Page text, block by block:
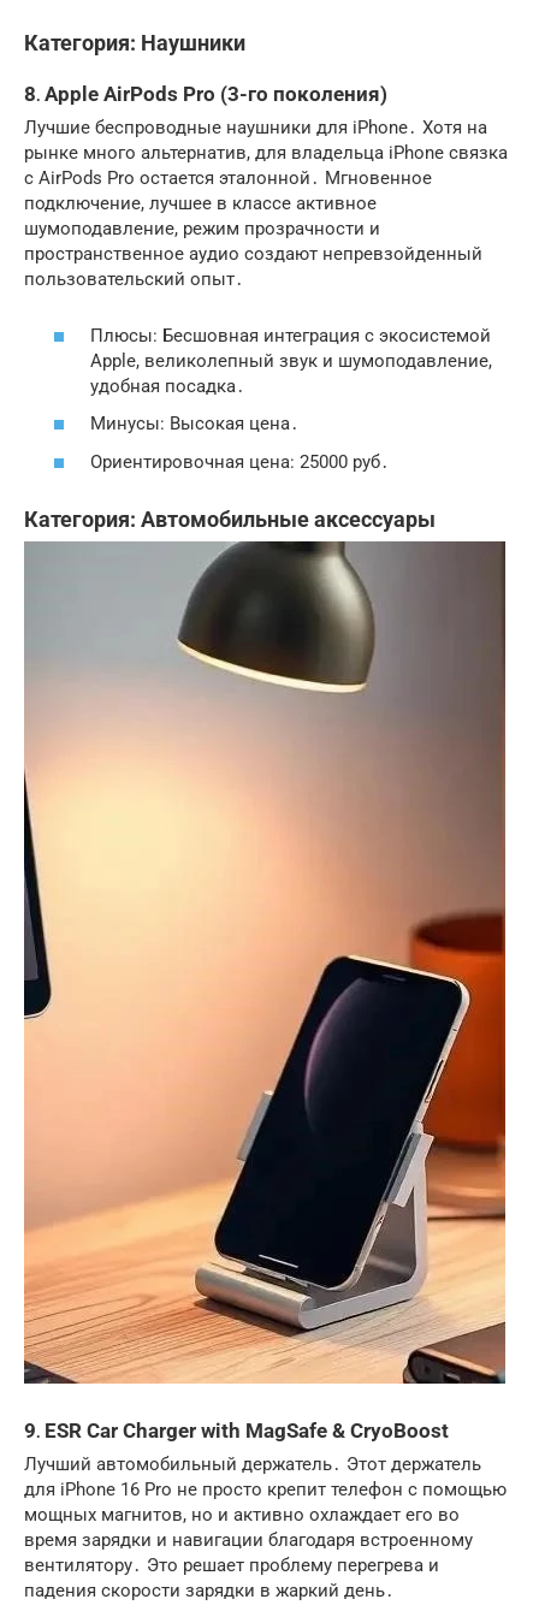
Категория: Наушники
8․ Apple AirPods Pro (3-го поколения)
Лучшие беспроводные наушники для iPhone․ Хотя на
рынке много альтернатив, для владельца iPhone связка
с AirPods Pro остается эталонной․ Мгновенное
подключение, лучшее в классе активное
шумоподавление, режим прозрачности и
пространственное аудио создают непревзойденный
пользовательский опыт․
Плюсы: Бесшовная интеграция с экосистемой
Apple, великолепный звук и шумоподавление,
удобная посадка․
Минусы: Высокая цена․
Ориентировочная цена: 25000 руб․
Категория: Автомобильные аксессуары
9․ ESR Car Charger with MagSafe & CryoBoost
Лучший автомобильный держатель․ Этот держатель
для iPhone 16 Pro не просто крепит телефон с помощью
мощных магнитов, но и активно охлаждает его во
время зарядки и навигации благодаря встроенному
вентилятору․ Это решает проблему перегрева и
падения скорости зарядки в жаркий день․